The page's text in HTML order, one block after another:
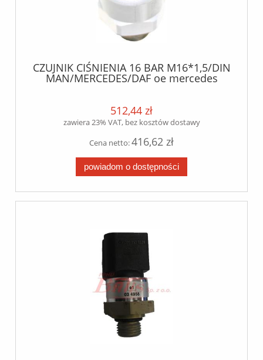
CZUJNIK CIŚNIENIA 16 BAR M16*1,5/DIN
MAN/MERCEDES/DAF oe mercedes
512,44 zł
zawiera 23% VAT, bez kosztów dostawy
Cena netto:416,62 zł
powiadom o dostępności